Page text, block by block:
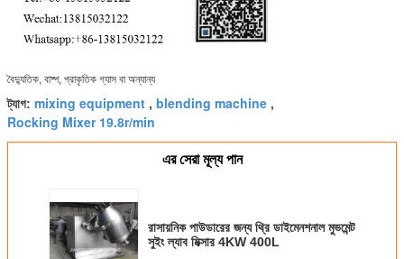
বৈদ্যুতিক, বাষ্প, প্রাকৃতিক গ্যাস বা অন্যান্য
ট্যাগ: mixing equipment , blending machine ,
Rocking Mixer 19.8r/min
এর সেরা মূল্য পান
রাসায়নিক পাউডারের জন্য থ্রি ডাইমেনশনাল মুভমেন্ট
সুইং ল্যাব মিক্সার 4KW 400L